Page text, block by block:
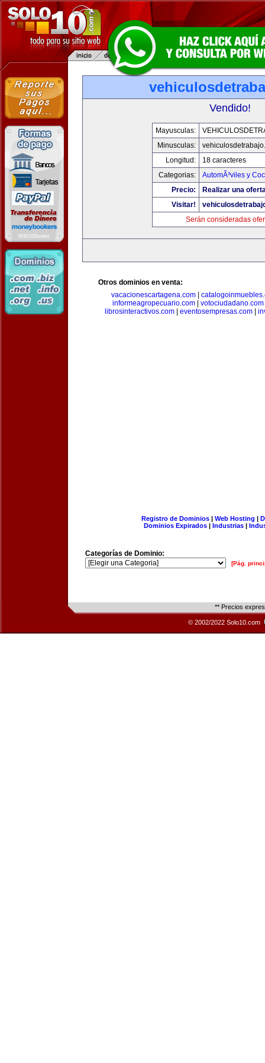
Vendido!
Mayusculas:
Minusculas:
Longitud:
18 caracteres
Categorias:
AutomÃ³viles y
Precio:
Realizar una
Visitar!
Serán consideradas
Otros dominios en venta:
vacacionescartagena.com
informeagropecuario.com| votociudadano.com
librosinteractivos.com| eventosempresas.com|
Registro de Dominios| Web Hosting |
Dominios Expirados | Industrias |
Categorías de Dominio:
[Pág.
** Precios
© 2002/2022 Solo10.com